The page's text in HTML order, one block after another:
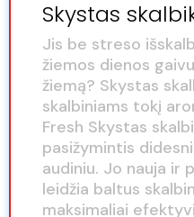
Skystas
Jis be streso
žiemos dienos
žiemą? Skystas
skalbiniams tokį
Fresh Skystas
pasižymintis
audiniu. Jo nauja ir
leidžia baltus
maksimaliai